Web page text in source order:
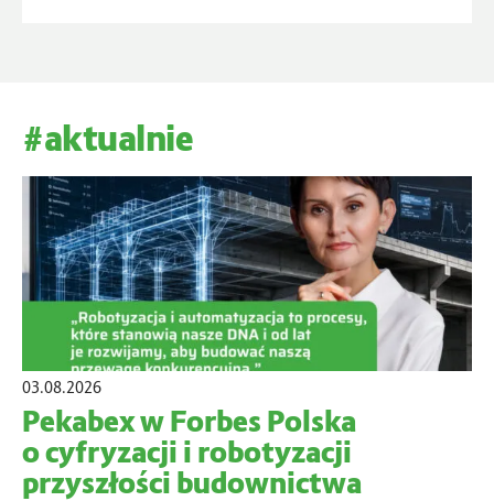
#aktualnie
03.08.2026
Pekabex w Forbes Polska
o cyfryzacji i robotyzacji
przyszłości budownictwa